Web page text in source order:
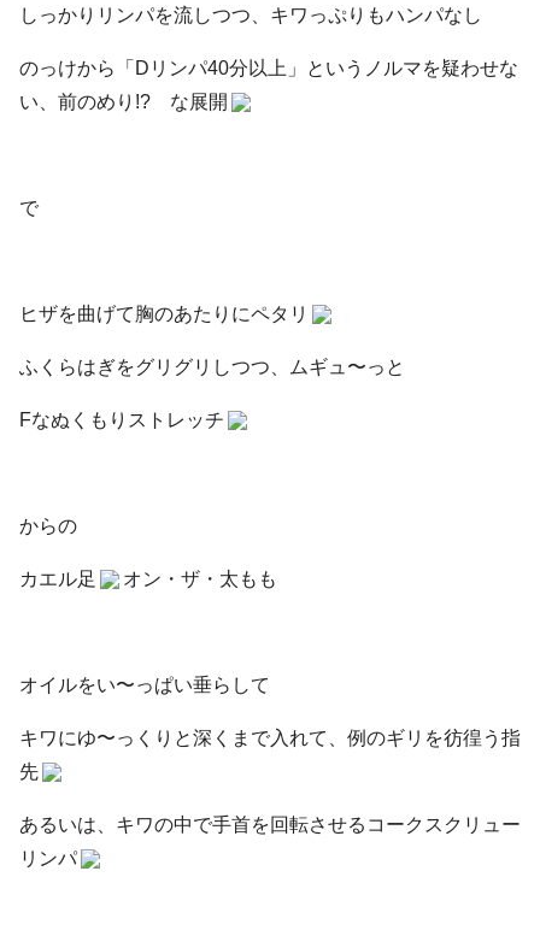
しっかりリンパを流しつつ、キワっぷりもハンパなし
のっけから「Dリンパ40分以上」というノルマを疑わせな
い、前のめり!? な展開
で
ヒザを曲げて胸のあたりにペタリ
ふくらはぎをグリグリしつつ、ムギュ〜っと
Fなぬくもりストレッチ
からの
カエル足 オン・ザ・太もも
オイルをい〜っぱい垂らして
キワにゆ〜っくりと深くまで入れて、例のギリを彷徨う指
先
あるいは、キワの中で手首を回転させるコークスクリュー
リンパ